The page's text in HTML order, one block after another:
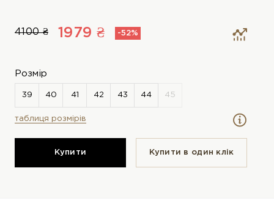
4100 ₴ 1979 ₴ -52%
Розмір
таблиця розмірів
Купити Купити в один клiк